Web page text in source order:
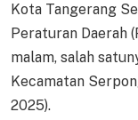
Kota Tangerang
Peraturan Daerah
malam, salah
Kecamatan
2025).